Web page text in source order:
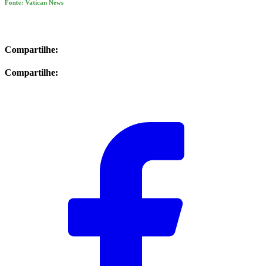
Fonte: Vatican News
Compartilhe:
Compartilhe: